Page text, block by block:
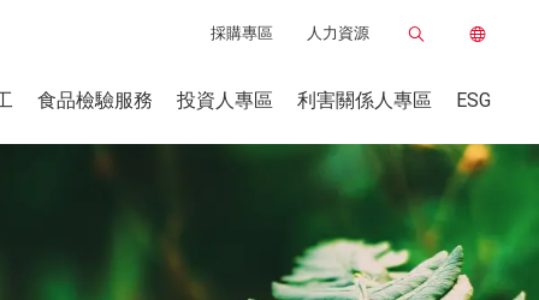
採購專區 人力資源
食品檢驗服務 投資人專區 利害關係人專區 ESG